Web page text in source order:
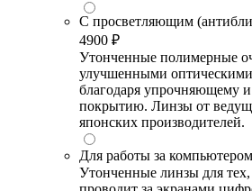
С просветляющим
4900 ₽
Утонченные полимерные
улучшенными
благодаря упрочняющему
покрытию. Линзы от
японских производителей.
Для работы за
Утонченные линзы для